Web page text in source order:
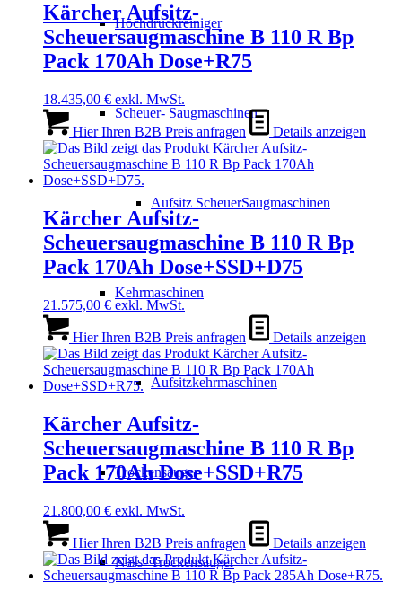
Hochdruckreiniger
Scheuer- Saugmaschinen
Aufsitz ScheuerSaugmaschinen
Kehrmaschinen
Aufsitzkehrmaschinen
Trockensauger
Nass- Trockensauger
Kärcher Aufsitz-
Scheuersaugmaschine B 110 R Bp
Pack 170Ah Dose+R75
18.435,00 € exkl. MwSt.
Hier Ihren B2B Preis anfragen Details anzeigen
Kärcher Aufsitz-
Scheuersaugmaschine B 110 R Bp
Pack 170Ah Dose+SSD+D75
21.575,00 € exkl. MwSt.
Hier Ihren B2B Preis anfragen Details anzeigen
Kärcher Aufsitz-
Scheuersaugmaschine B 110 R Bp
Pack 170Ah Dose+SSD+R75
21.800,00 € exkl. MwSt.
Hier Ihren B2B Preis anfragen Details anzeigen